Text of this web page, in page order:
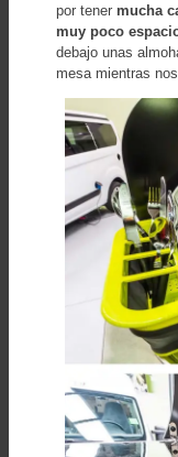
por tener mucha
muy poco
debajo unas
mesa mientras